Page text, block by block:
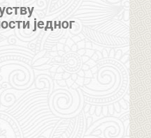
једног